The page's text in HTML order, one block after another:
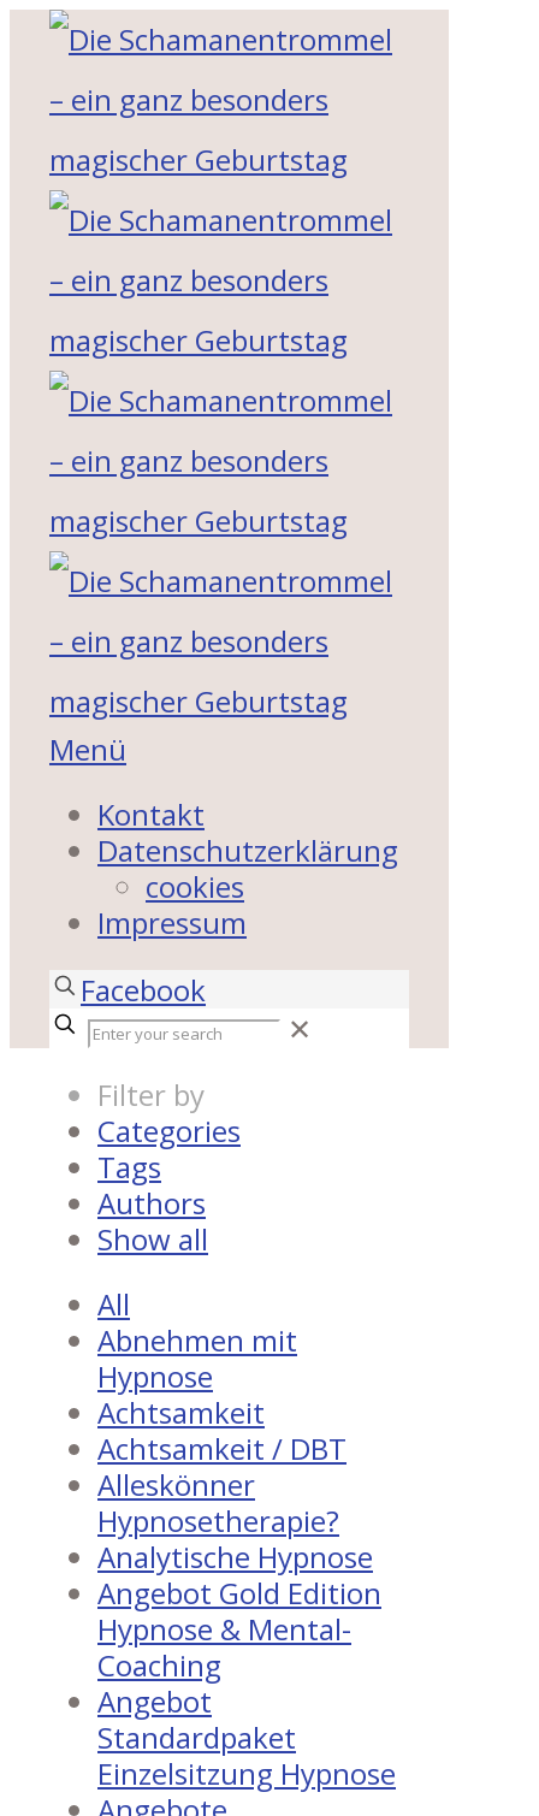
Menü
Kontakt
Datenschutzerklärung
cookies
Impressum
Facebook
✕
Filter by
Categories
Tags
Authors
Show all
All
Abnehmen mit
Hypnose
Achtsamkeit
Achtsamkeit / DBT
Alleskönner
Hypnosetherapie?
Analytische Hypnose
Angebot Gold Edition
Hypnose & Mental-
Coaching
Angebot
Standardpaket
Einzelsitzung Hypnose